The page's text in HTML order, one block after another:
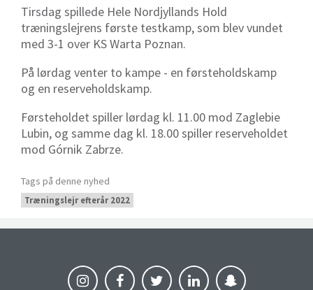
Tirsdag spillede Hele Nordjyllands Hold
træningslejrens første testkamp, som blev vundet
med 3-1 over KS Warta Poznan.
På lørdag venter to kampe - en førsteholdskamp
og en reserveholdskamp.
Førsteholdet spiller lørdag kl. 11.00 mod Zaglebie
Lubin, og samme dag kl. 18.00 spiller reserveholdet
mod Górnik Zabrze.
Tags på denne nyhed
Træningslejr efterår 2022